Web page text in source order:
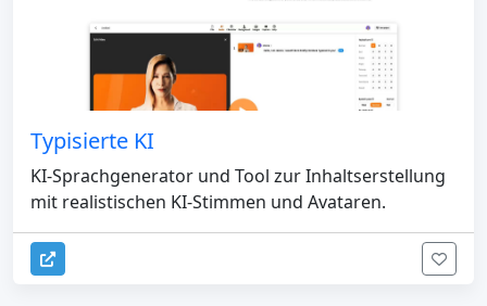
Typisierte KI
KI-Sprachgenerator und Tool zur Inhaltserstellung
mit realistischen KI-Stimmen und Avataren.